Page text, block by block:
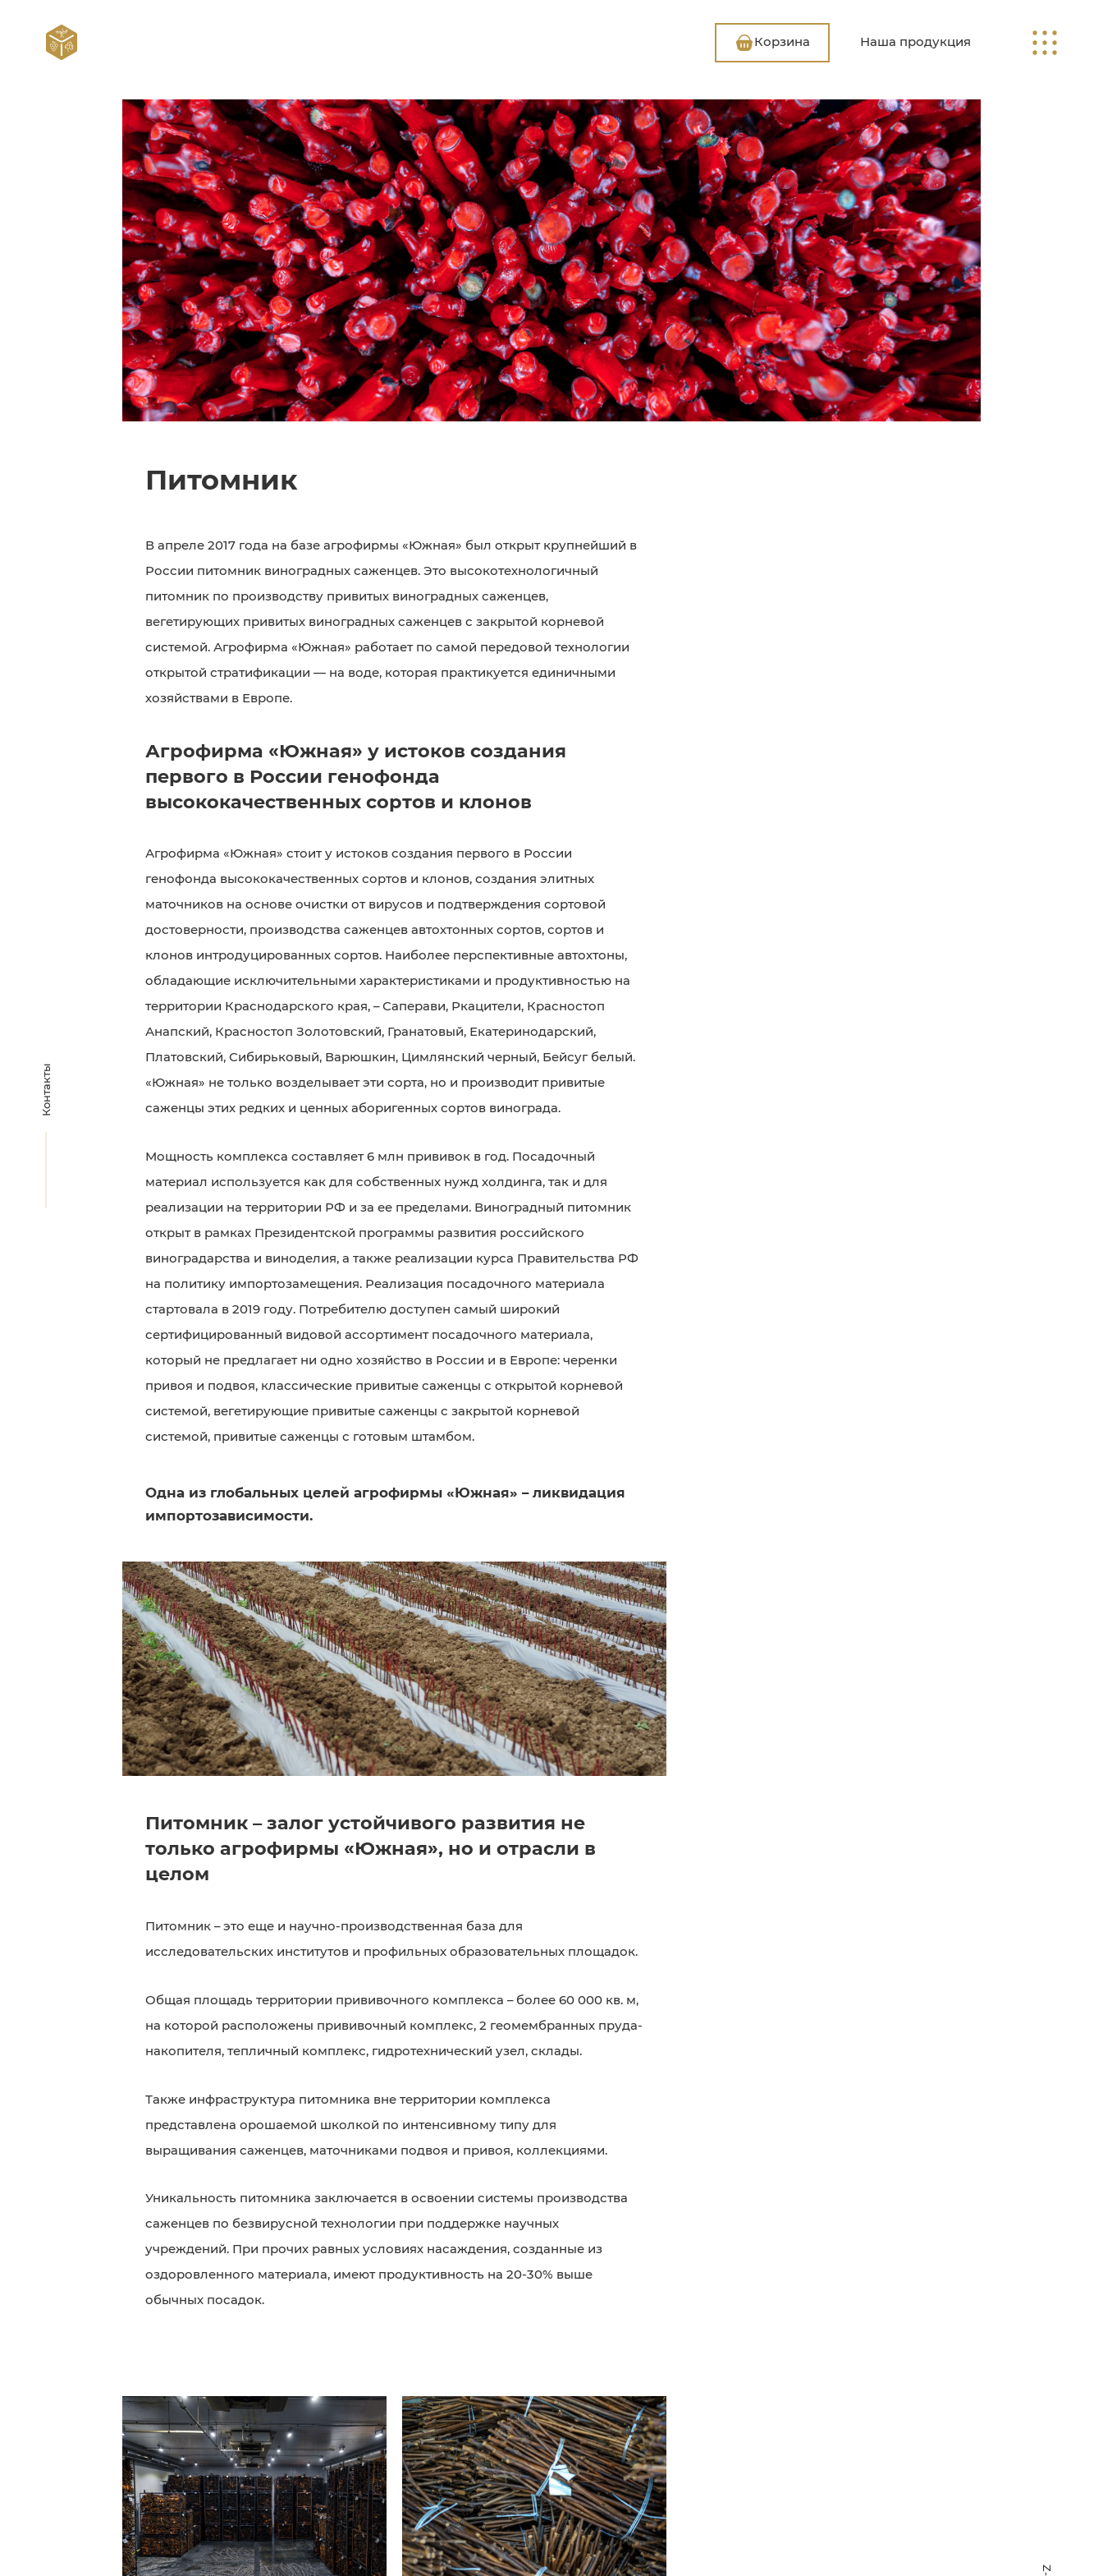
Корзина Наша продукция
Контакты
Питомник
В апреле 2017 года на базе агрофирмы «Южная» был открыт крупнейший в
России питомник виноградных саженцев. Это высокотехнологичный
питомник по производству привитых виноградных саженцев,
вегетирующих привитых виноградных саженцев с закрытой корневой
системой. Агрофирма «Южная» работает по самой передовой технологии
открытой стратификации — на воде, которая практикуется единичными
хозяйствами в Европе.
Агрофирма «Южная» у истоков создания
первого в России генофонда
высококачественных сортов и клонов
Агрофирма «Южная» стоит у истоков создания первого в России
генофонда высококачественных сортов и клонов, создания элитных
маточников на основе очистки от вирусов и подтверждения сортовой
достоверности, производства саженцев автохтонных сортов, сортов и
клонов интродуцированных сортов. Наиболее перспективные автохтоны,
обладающие исключительными характеристиками и продуктивностью на
территории Краснодарского края, – Саперави, Ркацители, Красностоп
Анапский, Красностоп Золотовский, Гранатовый, Екатеринодарский,
Платовский, Сибирьковый, Варюшкин, Цимлянский черный, Бейсуг белый.
«Южная» не только возделывает эти сорта, но и производит привитые
саженцы этих редких и ценных аборигенных сортов винограда.
Мощность комплекса составляет 6 млн прививок в год. Посадочный
материал используется как для собственных нужд холдинга, так и для
реализации на территории РФ и за ее пределами. Виноградный питомник
открыт в рамках Президентской программы развития российского
виноградарства и виноделия, а также реализации курса Правительства РФ
на политику импортозамещения. Реализация посадочного материала
стартовала в 2019 году. Потребителю доступен самый широкий
сертифицированный видовой ассортимент посадочного материала,
который не предлагает ни одно хозяйство в России и в Европе: черенки
привоя и подвоя, классические привитые саженцы с открытой корневой
системой, вегетирующие привитые саженцы с закрытой корневой
системой, привитые саженцы с готовым штамбом.
Одна из глобальных целей агрофирмы «Южная» – ликвидация
импортозависимости.
Питомник – залог устойчивого развития не
только агрофирмы «Южная», но и отрасли в
целом
Питомник – это еще и научно-производственная база для
исследовательских институтов и профильных образовательных площадок.
Общая площадь территории прививочного комплекса – более 60 000 кв. м,
на которой расположены прививочный комплекс, 2 геомембранных пруда-
накопителя, тепличный комплекс, гидротехнический узел, склады.
Также инфраструктура питомника вне территории комплекса
представлена орошаемой школкой по интенсивному типу для
выращивания саженцев, маточниками подвоя и привоя, коллекциями.
Уникальность питомника заключается в освоении системы производства
саженцев по безвирусной технологии при поддержке научных
учреждений. При прочих равных условиях насаждения, созданные из
оздоровленного материала, имеют продуктивность на 20-30% выше
обычных посадок.